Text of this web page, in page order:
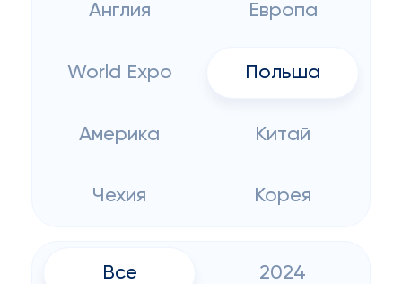
Англия Европа
World Expo Польша
Америка Китай
Чехия Корея
Все 2024